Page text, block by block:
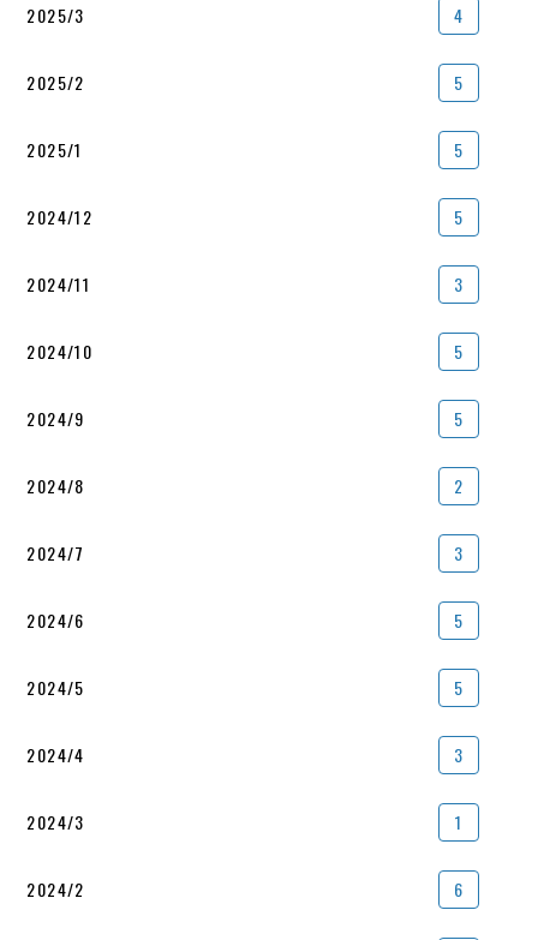
2025/3 4
2025/2 5
2025/1 5
2024/12 5
2024/11 3
2024/10 5
2024/9 5
2024/8 2
2024/7 3
2024/6 5
2024/5 5
2024/4 3
2024/3 1
2024/2 6